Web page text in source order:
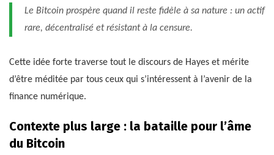
Le Bitcoin prospère quand il reste fidèle à sa nature : un actif
rare, décentralisé et résistant à la censure.
Cette idée forte traverse tout le discours de Hayes et mérite
d’être méditée par tous ceux qui s’intéressent à l’avenir de la
finance numérique.
Contexte plus large : la bataille pour l’âme
du Bitcoin